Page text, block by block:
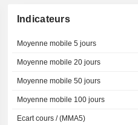
Indicateurs
Moyenne mobile 5 jours
Moyenne mobile 20 jours
Moyenne mobile 50 jours
Moyenne mobile 100 jours
Ecart cours / (MMA5)